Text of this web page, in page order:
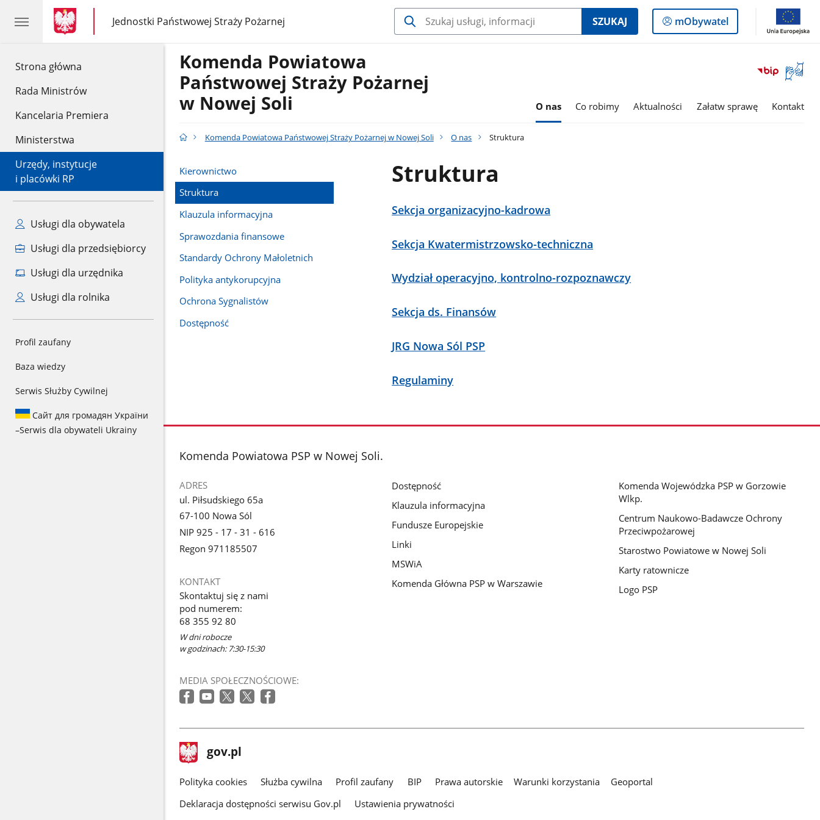
Strona główna
Rada Ministrów
Kancelaria Premiera
Ministerstwa
Urzędy, instytucje
i placówki RP
Usługi dla obywatela
Usługi dla przedsiębiorcy
Usługi dla urzędnika
Usługi dla rolnika
Profil zaufany
Baza wiedzy
Serwis Służby Cywilnej
Сайт для громадян України
–Serwis dla obywateli Ukrainy
gov.pl
gov.pl
Jednostki Państwowej Straży Pożarnej
gov.pl
Jednostki
Państwowej
SZUKAJ
Logowanie
do
mObywatel
Otwórz
okno
Komenda Powiatowa
Państwowej Straży Pożarnej
w Nowej Soli
O nas Co robimy Aktualności Załatw sprawę Kontakt
Komenda Powiatowa Państwowej Straży Pożarnej w Nowej Soli O nas Struktura
Kierownictwo
Struktura
Klauzula informacyjna
Sprawozdania finansowe
Standardy Ochrony Małoletnich
Polityka antykorupcyjna
Ochrona Sygnalistów
Dostępność
Struktura
Sekcja organizacyjno-kadrowa
Sekcja Kwatermistrzowsko-techniczna
Wydział operacyjno, kontrolno-rozpoznawczy
Sekcja ds. Finansów
JRG Nowa Sól PSP
Regulaminy
stopka
Komenda Powiatowa PSP w Nowej Soli.
ADRES
ul. Piłsudskiego 65a
67-100 Nowa Sól
NIP 925 - 17 - 31 - 616
Regon 971185507
KONTAKT
Skontaktuj się z nami
pod numerem:
68 355 92 80
W dni robocze
w godzinach: 7:30-15:30
MEDIA SPOŁECZNOŚCIOWE:
Dostępność
Klauzula informacyjna
Fundusze Europejskie
Linki
MSWiA
Komenda Główna PSP w Warszawie
Komenda Wojewódzka PSP w Gorzowie
Wlkp.
Centrum Naukowo-Badawcze Ochrony
Przeciwpożarowej
Starostwo Powiatowe w Nowej Soli
Karty ratownicze
Logo PSP
stopka
gov.pl Strona
gov.pl
gov.pl
Polityka cookies Służba cywilna Profil zaufany BIP Prawa autorskie Warunki korzystania
Geoportal
Deklaracja dostępności serwisu Gov.pl
Ustawienia prywatności